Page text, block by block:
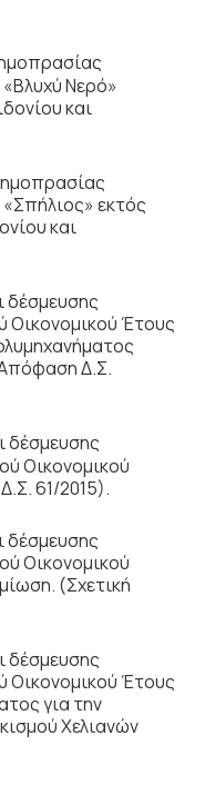
Νερό»
και
εκτός
και
δέσμευσης
Έτους
Απόφαση Δ.Σ.
δέσμευσης
Οικονομικού
61/2015).
δέσμευσης
Οικονομικού
(Σχετική
δέσμευσης
Έτους
για την
Χελιανών